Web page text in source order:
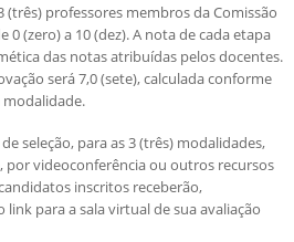
(três) professores membros da Comissão
0 (zero) a 10 (dez). A nota de cada etapa
das notas atribuídas pelos docentes.
será 7,0 (sete), calculada conforme
modalidade.
seleção, para as 3 (três) modalidades,
por videoconferência ou outros recursos
inscritos receberão,
para a sala virtual de sua avaliação